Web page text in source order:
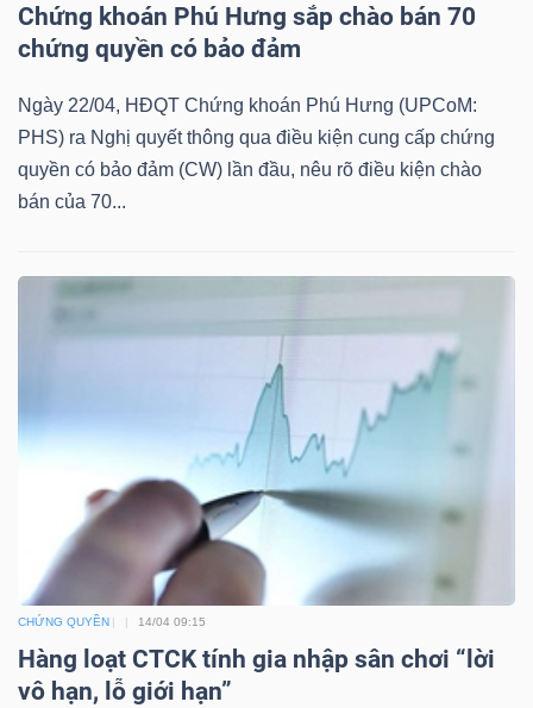
Chứng khoán Phú Hưng sắp chào bán 70
chứng quyền có bảo đảm
Ngày 22/04, HĐQT Chứng khoán Phú Hưng (UPCoM:
PHS) ra Nghị quyết thông qua điều kiện cung cấp chứng
quyền có bảo đảm (CW) lần đầu, nêu rõ điều kiện chào
bán của 70...
CHỨNG QUYỀN 14/04 09:15
Hàng loạt CTCK tính gia nhập sân chơi “lời
vô hạn, lỗ giới hạn”
SẢN
Mã
chứng
khoán
(-)
Tất cả Người liên quan
tức
(-)
Bài
viết